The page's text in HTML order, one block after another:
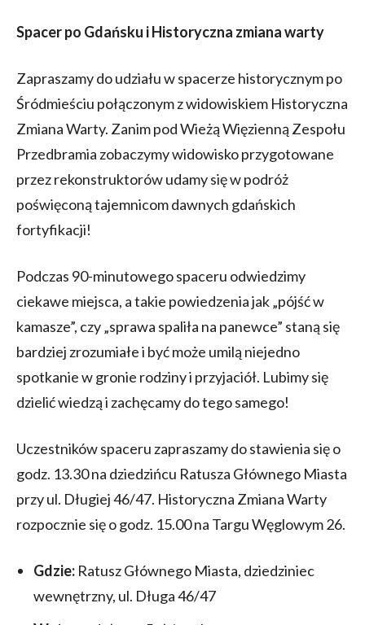
Spacer po Gdańsku i Historyczna zmiana warty
Zapraszamy do udziału w spacerze historycznym po
Śródmieściu połączonym z widowiskiem Historyczna
Zmiana Warty. Zanim pod Wieżą Więzienną Zespołu
Przedbramia zobaczymy widowisko przygotowane
przez rekonstruktorów udamy się w podróż
poświęconą tajemnicom dawnych gdańskich
fortyfikacji!
Podczas 90-minutowego spaceru odwiedzimy
ciekawe miejsca, a takie powiedzenia jak „pójść w
kamasze”, czy „sprawa spaliła na panewce” staną się
bardziej zrozumiałe i być może umilą niejedno
spotkanie w gronie rodziny i przyjaciół. Lubimy się
dzielić wiedzą i zachęcamy do tego samego!
Uczestników spaceru zapraszamy do stawienia się o
godz. 13.30 na dziedzińcu Ratusza Głównego Miasta
przy ul. Długiej 46/47. Historyczna Zmiana Warty
rozpocznie się o godz. 15.00 na Targu Węglowym 26.
Gdzie: Ratusz Głównego Miasta, dziedziniec
wewnętrzny, ul. Długa 46/47